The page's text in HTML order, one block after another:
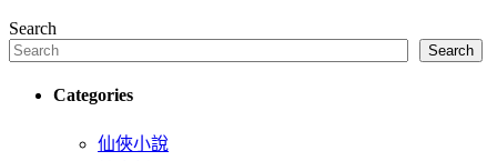
Search
Search
Categories
仙俠小說